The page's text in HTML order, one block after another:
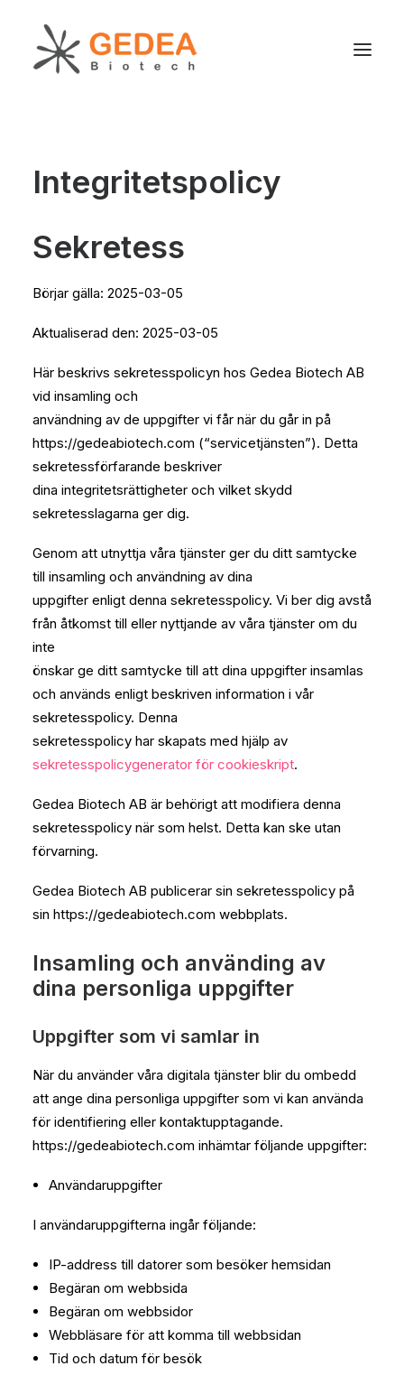
Hållbarhet
För patienter
Om oss
Integritetspolicy
Sekretess
Börjar gälla: 2025-03-05
Aktualiserad den: 2025-03-05
Här beskrivs sekretesspolicyn hos Gedea Biotech AB
vid insamling och
användning av de uppgifter vi får när du går in på
https://gedeabiotech.com (“servicetjänsten”). Detta
sekretessförfarande beskriver
dina integritetsrättigheter och vilket skydd
sekretesslagarna ger dig.
Genom att utnyttja våra tjänster ger du ditt samtycke
till insamling och användning av dina
uppgifter enligt denna sekretesspolicy. Vi ber dig avstå
från åtkomst till eller nyttjande av våra tjänster om du
inte
önskar ge ditt samtycke till att dina uppgifter insamlas
och används enligt beskriven information i vår
sekretesspolicy. Denna
sekretesspolicy har skapats med hjälp av
sekretesspolicygenerator för cookieskript.
Gedea Biotech AB är behörigt att modifiera denna
sekretesspolicy när som helst. Detta kan ske utan
förvarning.
Gedea Biotech AB publicerar sin sekretesspolicy på
sin https://gedeabiotech.com webbplats.
Insamling och använding av
dina personliga uppgifter
Uppgifter som vi samlar in
När du använder våra digitala tjänster blir du ombedd
att ange dina personliga uppgifter som vi kan använda
för identifiering eller kontaktupptagande.
https://gedeabiotech.com inhämtar följande uppgifter:
Användaruppgifter
I användaruppgifterna ingår följande:
IP-address till datorer som besöker hemsidan
Begäran om webbsida
Begäran om webbsidor
Webbläsare för att komma till webbsidan
Tid och datum för besök